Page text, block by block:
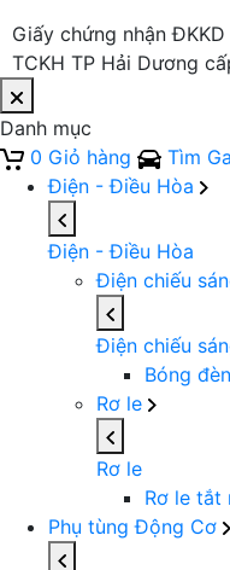
Giấy chứng nhận
TCKH TP Hải Dương
Danh mục
0 Giỏ hàng
Tìm
Điện - Điều Hòa
Điện - Điều Hòa
Điện chiếu
Điện chiếu
Bóng
Rơ le
Rơ le
Rơ le tắt
Phụ tùng Động Cơ